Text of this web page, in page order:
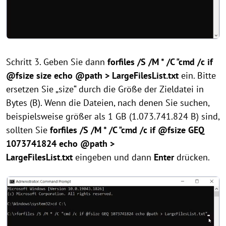
Schritt 3. Geben Sie dann forfiles /S /M * /C "cmd /c if
@fsize size echo @path > LargeFilesList.txt ein. Bitte
ersetzen Sie „size“ durch die Größe der Zieldatei in
Bytes (B). Wenn die Dateien, nach denen Sie suchen,
beispielsweise größer als 1 GB (1.073.741.824 B) sind,
sollten Sie forfiles /S /M * /C "cmd /c if @fsize GEQ
1073741824 echo @path >
LargeFilesList.txt eingeben und dann Enterdrücken.